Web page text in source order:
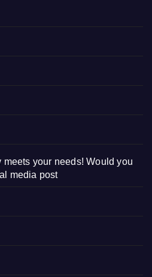
your needs! Would you
media post